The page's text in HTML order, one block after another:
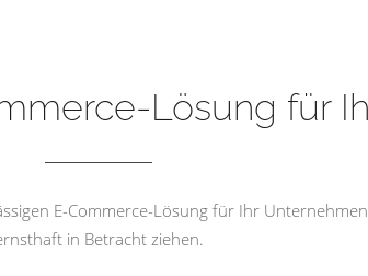
Lösung für
E-Commerce-Lösung für Ihr
in Betracht ziehen.